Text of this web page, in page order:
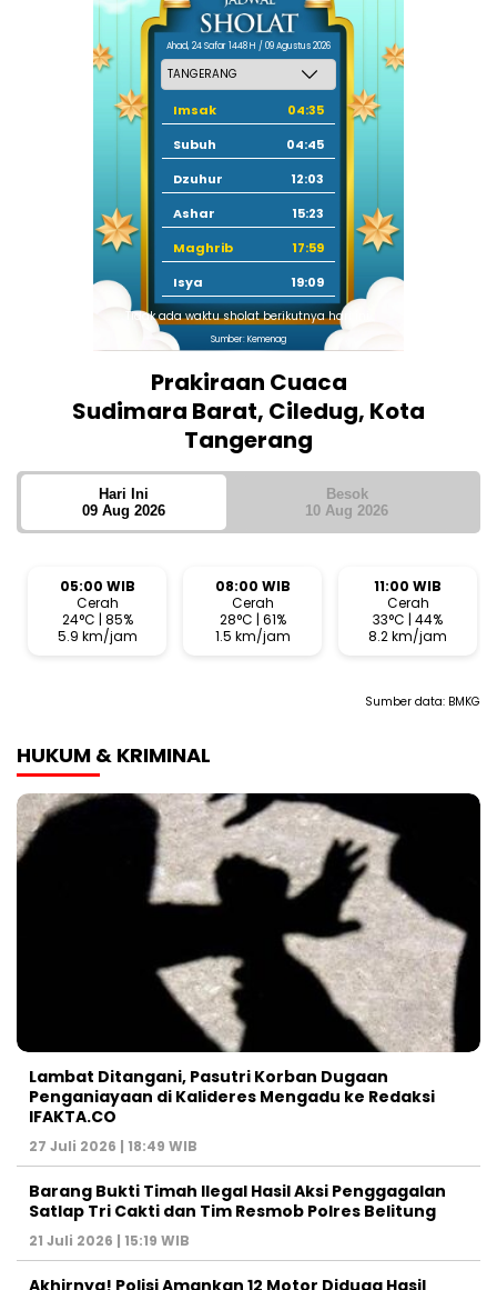
Ahad, 24 Safar 1448 H / 09 Agustus 2026
Imsak
04:35
Subuh
04:45
Dzuhur
12:03
Ashar
15:23
Maghrib
17:59
Isya
19:09
Tidak ada waktu sholat berikutnya hari ini.
Sumber: Kemenag
Prakiraan Cuaca
Sudimara Barat, Ciledug, Kota
Tangerang
Hari Ini
09 Aug 2026
Besok
10 Aug 2026
05:00 WIB
Cerah
24°C | 85%
5.9 km/jam
08:00 WIB
Cerah
28°C | 61%
1.5 km/jam
11:00 WIB
Cerah
33°C | 44%
8.2 km/jam
Sumber data: BMKG
HUKUM & KRIMINAL
Lambat Ditangani, Pasutri Korban Dugaan
Penganiayaan di Kalideres Mengadu ke Redaksi
IFAKTA.CO
27 Juli 2026 | 18:49 WIB
Barang Bukti Timah Ilegal Hasil Aksi Penggagalan
Satlap Tri Cakti dan Tim Resmob Polres Belitung
21 Juli 2026 | 15:19 WIB
Akhirnya! Polisi Amankan 12 Motor Diduga Hasil